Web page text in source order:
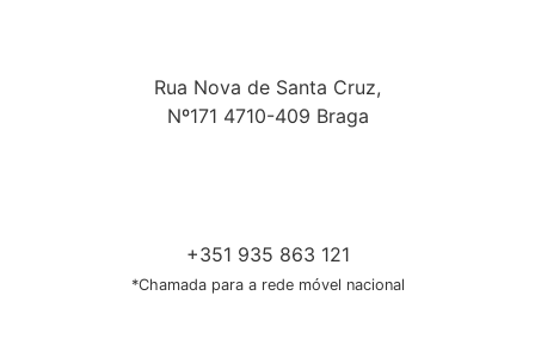
Rua Nova de Santa Cruz,
Nº171 4710-409 Braga
+351 935 863 121
*Chamada para a rede móvel nacional